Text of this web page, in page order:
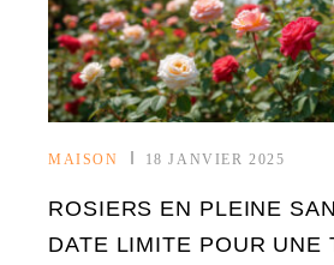
MAISON 18 JANVIER 2025
ROSIERS EN PLEINE
DATE LIMITE POUR UNE